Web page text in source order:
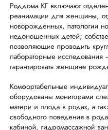
Роддома КГ включают
реанимации для женщины,
новорожденных, патологии
недоношенных детей;
позволяющие проводить
лабораторные исследования
гарантировать женщине
Комфортабельные
оборудованы мониторами
матери и плода в родах, а
свободного поведения в
кабиной, гидромассажной